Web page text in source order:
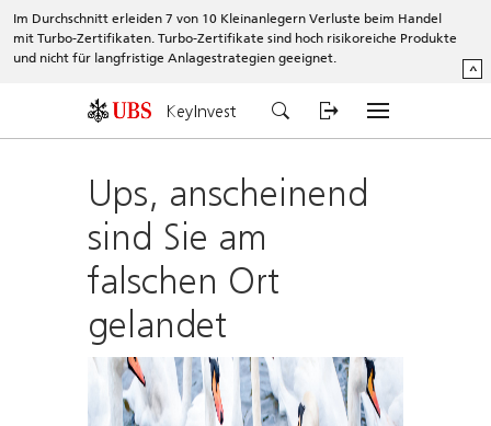
Im Durchschnitt erleiden 7 von 10 Kleinanlegern Verluste beim Handel
mit Turbo-Zertifikaten. Turbo-Zertifikate sind hoch risikoreiche Produkte
und nicht für langfristige Anlagestrategien geeignet.
^
KeyInvest
Ups, anscheinend
sind Sie am
falschen Ort
gelandet